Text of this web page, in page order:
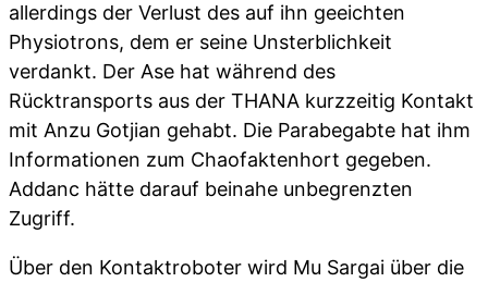
allerdings der Verlust des auf ihn geeichten
Physiotrons, dem er seine Unsterblichkeit
verdankt. Der Ase hat während des
Rücktransports aus der THANA kurzzeitig Kontakt
mit Anzu Gotjian gehabt. Die Parabegabte hat ihm
Informationen zum Chaofaktenhort gegeben.
Addanc hätte darauf beinahe unbegrenzten
Zugriff.
Über den Kontaktroboter wird Mu Sargai über die